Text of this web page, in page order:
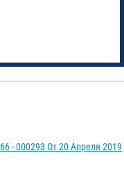
- 000293 От 20 Апреля 2019